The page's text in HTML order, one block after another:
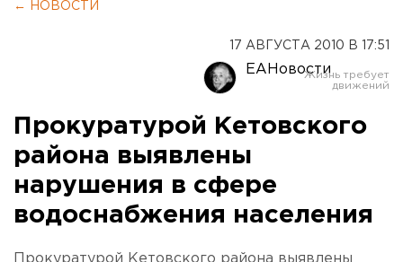
← НОВОСТИ
17 АВГУСТА 2010 В 17:51
ЕАНовости
Прокуратурой Кетовского
района выявлены
нарушения в сфере
водоснабжения населения
Прокуратурой Кетовского района выявлены